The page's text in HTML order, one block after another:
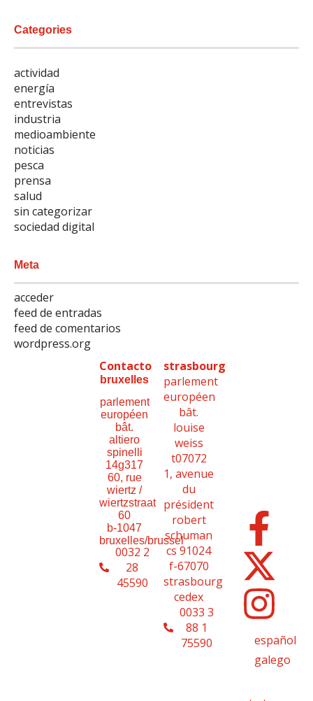
Categories
actividad
energía
entrevistas
industria
medioambiente
noticias
pesca
prensa
salud
sin categorizar
sociedad digital
Meta
acceder
feed de entradas
feed de comentarios
wordpress.org
Contacto
bruxelles
parlement
européen
bât.
altiero
spinelli
14g317
60, rue
wiertz /
wiertzstraat
60
b-1047
bruxelles/brussel
0032 2
28
45590
strasbourg
parlement
européen
bât.
louise
weiss
t07072
1, avenue
du
président
robert
schuman
cs 91024
f-67070
strasbourg
cedex
0033 3
88 1
75590
español
galego